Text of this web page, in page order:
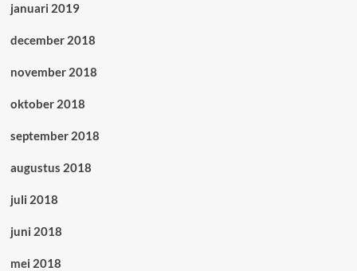
januari 2019
december 2018
november 2018
oktober 2018
september 2018
augustus 2018
juli 2018
juni 2018
mei 2018